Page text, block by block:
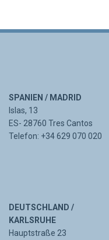
SPANIEN / MADRID
Islas, 13
ES- 28760 Tres Cantos
Telefon: +34 629 070 020
DEUTSCHLAND /
KARLSRUHE
Hauptstraße 23